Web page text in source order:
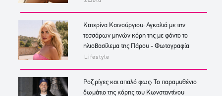
Κατερίνα Καινούργιου: Αγκαλιά με την
τεσσάρων μηνών κόρη της με φόντο το
ηλιοβασίλεμα της Πάρου - Φωτογραφία
Lifestyle
Ροζ ρίγες και απαλό φως: Το παραμυθένιο
δωμάτιο της κόρης του Κωνσταντίνου